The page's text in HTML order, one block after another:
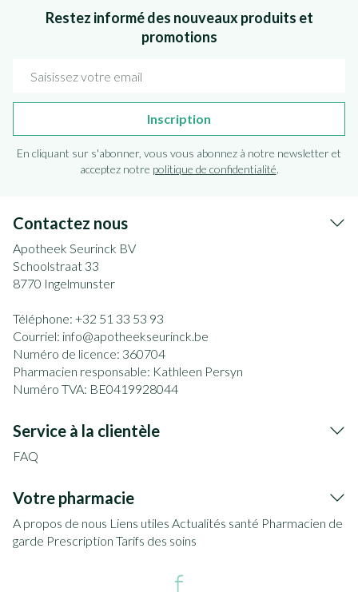
Restez informé des nouveaux produits et
promotions
Inscription
En cliquant sur s'abonner, vous vous abonnez à notre newsletter et
acceptez notre politique de confidentialité.
Contactez nous
Apotheek Seurinck BV
Schoolstraat 33
8770 Ingelmunster
Téléphone: +32 51 33 53 93
Courriel: info@apotheekseurinck.be
Numéro de licence: 360704
Pharmacien responsable: Kathleen Persyn
Numéro TVA: BE0419928044
Service à la clientèle
FAQ
Votre pharmacie
A propos de nous Liens utiles Actualités santé Pharmacien de
garde Prescription Tarifs des soins